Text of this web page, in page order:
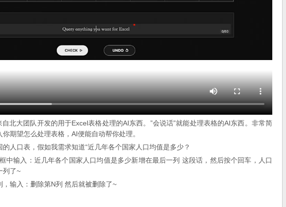
北大团队开发的用于Excel表格处理的AI东西。”会说话”就能处理表格的AI东西。非常简
期望怎么处理表格，AI便能自动帮你处理。
人口表，假如我需求知道“近几年各个国家人口均值是多少？
中输入：近几年各个国家人口均值是多少新增在最后一列 这段话，然后按个回车，人口
列了~
，输入：删除第N列 然后就被删除了~